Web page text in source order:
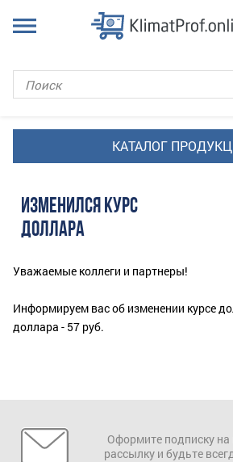
ИЗМЕНИЛСЯ КУРС
ДОЛЛАРА
Уважаемые коллеги и партнеры!
Информируем вас об изменении курсе
доллара - 57 руб.
Оформите подписку
рассылку и будьте